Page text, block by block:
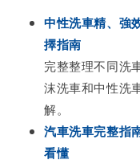
中性洗車精、強
擇指南
完整整理不同洗
沫洗車和中性洗
解。
汽車洗車完整指
看懂